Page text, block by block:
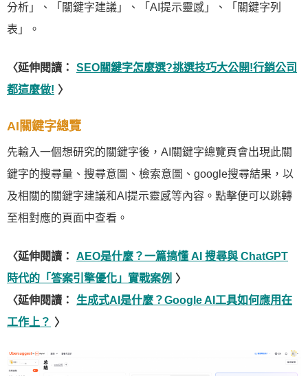
分析」、「關鍵字建議」、「AI提示靈感」、「關鍵字列
表」。
〈延伸閱讀：
SEO關鍵字怎麼選?挑選技巧大公開!行銷公司
都這麼做! 〉
AI關鍵字總覽
先輸入一個想研究的關鍵字後，AI關鍵字總覽頁會出現此關
鍵字的搜尋量、搜尋意圖、檢索意圖、google搜尋結果，以
及相關的關鍵字建議和AI提示靈感等內容。點擊便可以跳轉
至相對應的頁面中查看。
〈延伸閱讀：
AEO是什麼？一篇搞懂 AI 搜尋與 ChatGPT
時代的「答案引擎優化」實戰案例 〉
〈延伸閱讀：
生成式AI是什麼？Google AI工具如何應用在
工作上？ 〉